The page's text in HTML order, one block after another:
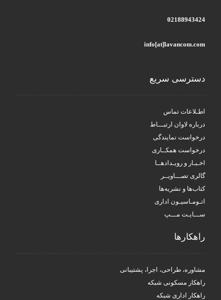
02188943424
info[at]lavancom.com
دسترسی سریع
اطـلاعات تماس
درباره لاوان ارتبـــاط
درخواست نمایندگی
درخواست همکــاری
اخـبـار و رویـدادهــا
گالری تصـــاویــر
کتاب‌ها و نشریه‌ها
اتـومـاسیـون اداری
ســـایـت مـــپ
راهکار‌ها
مشاوره، طراحی، اجرا، پشتیبانی
راهکار مسکونی شبکه
راهکار اداری شبکه